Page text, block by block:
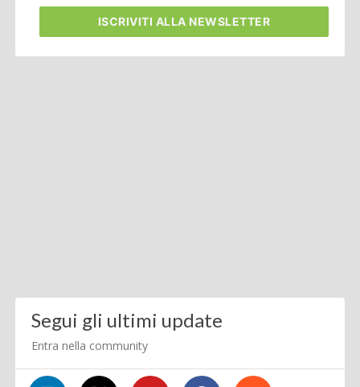
ISCRIVITI ALLA NEWSLETTER
Segui gli ultimi update
Entra nella community